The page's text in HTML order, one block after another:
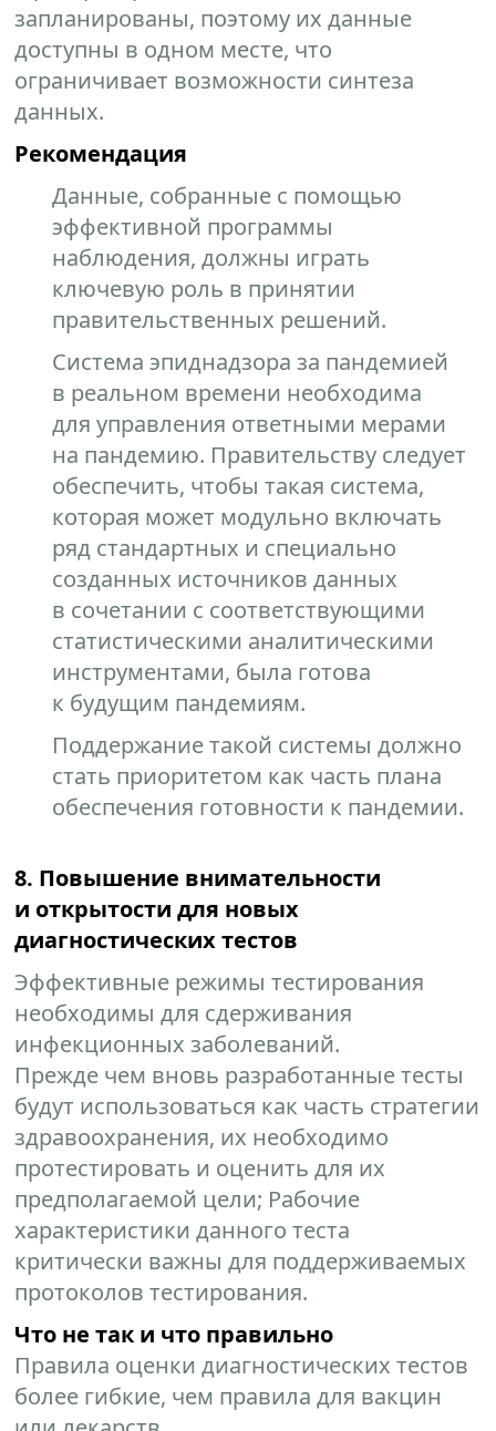
запланированы, поэтому их данные
доступны в одном месте, что
ограничивает возможности синтеза
данных.
Рекомендация
Данные, собранные с помощью
эффективной программы
наблюдения, должны играть
ключевую роль в принятии
правительственных решений.
Система эпиднадзора за пандемией
в реальном времени необходима
для управления ответными мерами
на пандемию. Правительству следует
обеспечить, чтобы такая система,
которая может модульно включать
ряд стандартных и специально
созданных источников данных
в сочетании с соответствующими
статистическими аналитическими
инструментами, была готова
к будущим пандемиям.
Поддержание такой системы должно
стать приоритетом как часть плана
обеспечения готовности к пандемии.
8. Повышение внимательности
и открытости для новых
диагностических тестов
Эффективные режимы тестирования
необходимы для сдерживания
инфекционных заболеваний.
Прежде чем вновь разработанные тесты
будут использоваться как часть стратегии
здравоохранения, их необходимо
протестировать и оценить для их
предполагаемой цели; Рабочие
характеристики данного теста
критически важны для поддерживаемых
протоколов тестирования.
Что не так и что правильно
Правила оценки диагностических тестов
более гибкие, чем правила для вакцин